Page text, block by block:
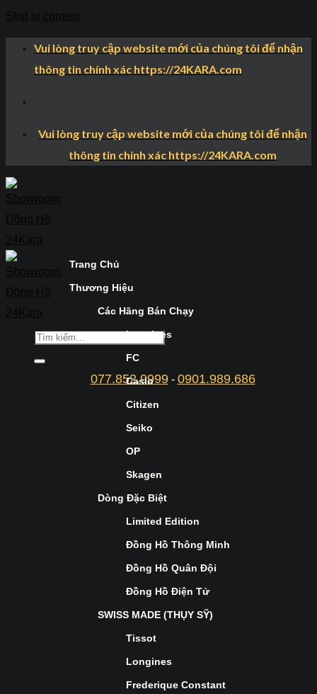
Vui lòng truy cập website mới của chúng tôi để nhận
thông tin chính xác https://24KARA.com
Vui lòng truy cập website mới của chúng tôi để nhận
thông tin chính xác https://24KARA.com
077.852.9999- 0901.989.686
Trang Chủ
Thương Hiệu
Các Hãng Bán Chạy
Longines
FC
Casio
Citizen
Seiko
OP
Skagen
Dòng Đặc Biệt
Limited Edition
Đồng Hồ Thông Minh
Đồng Hồ Quân Đội
Đồng Hồ Điện Tử
SWISS MADE (THỤY SỸ)
Tissot
Longines
Frederique Constant